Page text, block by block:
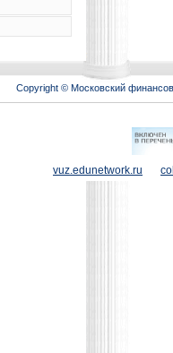
Copyright © Московский
vuz.edunetwork.ru